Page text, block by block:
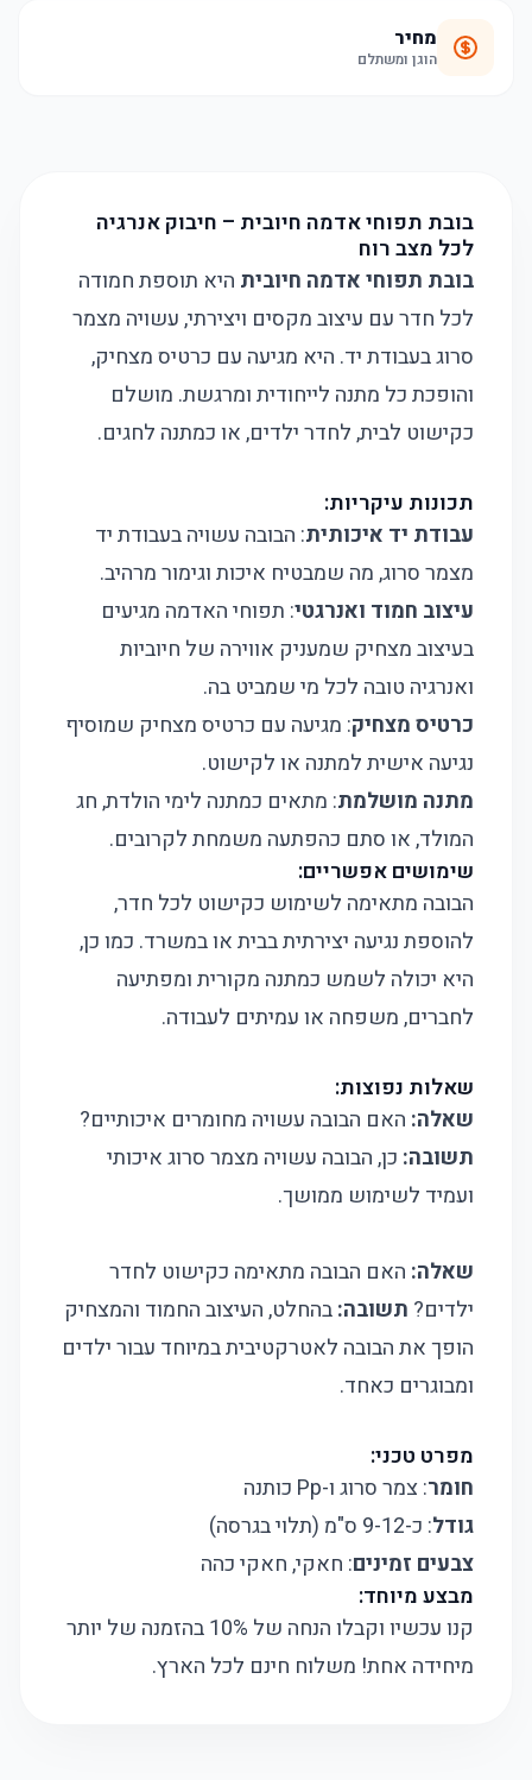
מחיר
הוגן ומשתלם
בובת תפוחי אדמה חיובית – חיבוק אנרגיה
לכל מצב רוח
בובת תפוחי אדמה חיובית היא תוספת חמודה
לכל חדר עם עיצוב מקסים ויצירתי, עשויה מצמר
סרוג בעבודת יד. היא מגיעה עם כרטיס מצחיק,
והופכת כל מתנה לייחודית ומרגשת. מושלם
כקישוט לבית, לחדר ילדים, או כמתנה לחגים.
תכונות עיקריות:
עבודת יד איכותית: הבובה עשויה בעבודת יד
מצמר סרוג, מה שמבטיח איכות וגימור מרהיב.
עיצוב חמוד ואנרגטי: תפוחי האדמה מגיעים
בעיצוב מצחיק שמעניק אווירה של חיוביות
ואנרגיה טובה לכל מי שמביט בה.
כרטיס מצחיק: מגיעה עם כרטיס מצחיק שמוסיף
נגיעה אישית למתנה או לקישוט.
מתנה מושלמת: מתאים כמתנה לימי הולדת, חג
המולד, או סתם כהפתעה משמחת לקרובים.
שימושים אפשריים:
הבובה מתאימה לשימוש כקישוט לכל חדר,
להוספת נגיעה יצירתית בבית או במשרד. כמו כן,
היא יכולה לשמש כמתנה מקורית ומפתיעה
לחברים, משפחה או עמיתים לעבודה.
שאלות נפוצות:
שאלה: האם הבובה עשויה מחומרים איכותיים?
תשובה: כן, הבובה עשויה מצמר סרוג איכותי
ועמיד לשימוש ממושך.
שאלה: האם הבובה מתאימה כקישוט לחדר
ילדים? תשובה:בהחלט, העיצוב החמוד והמצחיק
הופך את הבובה לאטרקטיבית במיוחד עבור ילדים
ומבוגרים כאחד.
מפרט טכני:
חומר: צמר סרוג ו-Pp כותנה
גודל: כ-9-12 ס"מ (תלוי בגרסה)
צבעים זמינים: חאקי, חאקי כהה
מבצע מיוחד:
קנו עכשיו וקבלו הנחה של 10% בהזמנה של יותר
מיחידה אחת! משלוח חינם לכל הארץ.